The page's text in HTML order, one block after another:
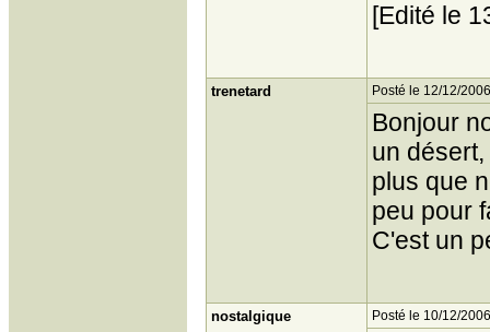
[Edité le
trenetard Posté le 12/12/
Bonjour
un
plus que
peu pour
C'est un
nostalgique Posté le 10/12/